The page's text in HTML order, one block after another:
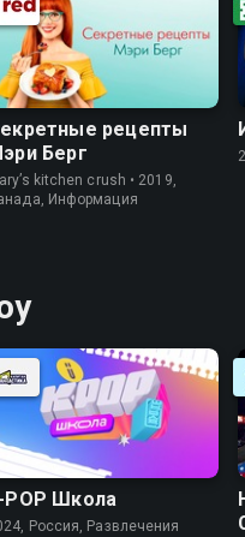
рецепты
Берг
kitchen crush • 2019,
Информация
PОР Школа
Россия, Развлечения